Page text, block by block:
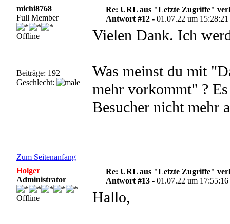
michi8768
Full Member
Offline
Beiträge: 192
Geschlecht:
Re: URL aus "Letzte Zugriffe"
Antwort #12 -01.07.22 um 15:28:21
Vielen Dank. Ich
Was meinst du mit
mehr vorkommt" ?
Besucher nicht mehr
Zum Seitenanfang
Holger
Administrator
Offline
Re: URL aus "Letzte Zugriffe"
Antwort #13 -01.07.22 um 17:55:16
Hallo,